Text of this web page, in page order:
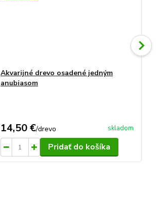
Akvarijné drevo osadené jedným
anubiasom
14,50 €/drevo skladom
Pridať do košíka